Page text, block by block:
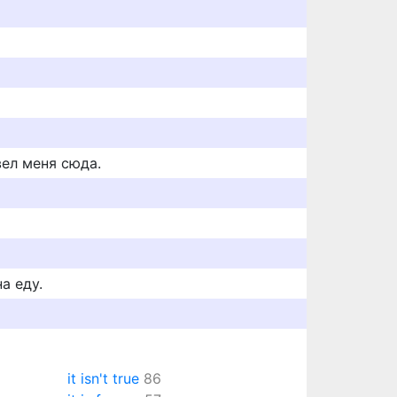
меня сюда.
еду.
it isn't true 86